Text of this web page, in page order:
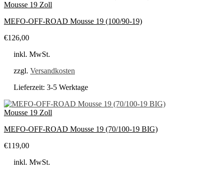
Mousse 19 Zoll
MEFO-OFF-ROAD Mousse 19 (100/90-19)
€126,00
inkl. MwSt.
zzgl. Versandkosten
Lieferzeit: 3-5 Werktage
Mousse 19 Zoll
MEFO-OFF-ROAD Mousse 19 (70/100-19 BIG)
€119,00
inkl. MwSt.